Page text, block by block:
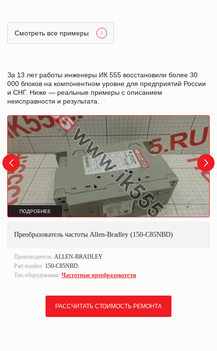
Смотреть все примеры
За 13 лет работы инженеры ИК 555 восстановили более 30
000 блоков на компонентном уровне для предприятий России
и СНГ. Ниже — реальные примеры с описанием
неисправности и результата.
ПОДРОБНЕЕ
Преобразователь частоты Allen-Bradley (150-C85NBD)
Производитель: ALLEN-BRADLEY
Part number: 150-C85NBD.
Тип оборудования: Частотные преобразователи
РАССЧИТАТЬ СТОИМОСТЬ РЕМОНТА